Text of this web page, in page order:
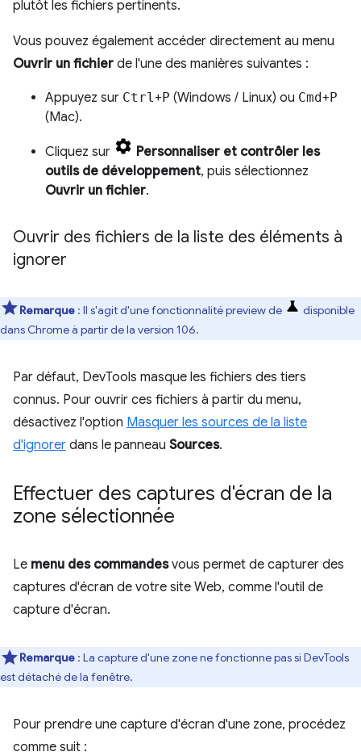
plutôt les fichiers pertinents.
Vous pouvez également accéder directement au menu
Ouvrir un fichier de l'une des manières suivantes :
Appuyez sur Ctrl +P (Windows / Linux) ou Cmd+P
(Mac).
Cliquez sur
Personnaliser et contrôler les
outils de développement, puis sélectionnez
Ouvrir un fichier.
Ouvrir des fichiers de la liste des éléments à
ignorer
Remarque : Il s'agit d'une fonctionnalité preview de
disponible
dans Chrome à partir de la version 106.
Par défaut, DevTools masque les fichiers des tiers
connus. Pour ouvrir ces fichiers à partir du menu,
désactivez l'option Masquer les sources de la liste
d'ignorer dans le panneau Sources.
Effectuer des captures d'écran de la
zone sélectionnée
Le menu des commandesvous permet de capturer des
captures d'écran de votre site Web, comme l'outil de
capture d'écran.
Remarque : La capture d'une zone ne fonctionne pas si DevTools
est détaché de la fenêtre.
Pour prendre une capture d'écran d'une zone, procédez
comme suit :